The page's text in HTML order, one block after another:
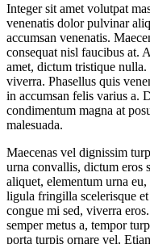
Integer sit amet volutpat
venenatis dolor pulvinar
accumsan venenatis.
consequat nisl faucibus at.
amet, dictum tristique
viverra. Phasellus quis
in accumsan felis varius a.
condimentum magna at
malesuada.
Maecenas vel dignissim
urna convallis, dictum eros
aliquet, elementum urna
ligula fringilla scelerisque et
congue mi sed, viverra
semper metus a, tempor
porta turpis ornare vel.